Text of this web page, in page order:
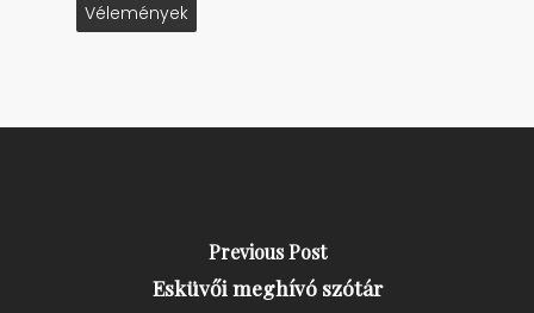
Vélemények
Previous Post
Esküvői meghívó szótár